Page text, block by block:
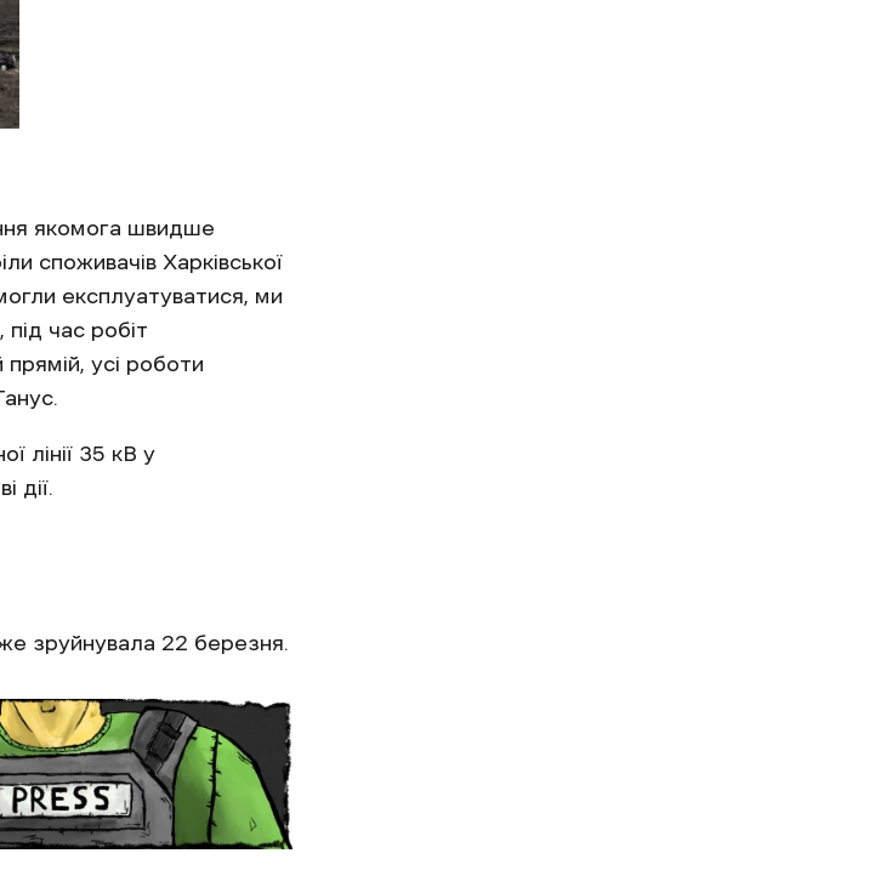
якомога швидше
споживачів Харківської
експлуатуватися, ми
час робіт
усі роботи
лінії 35 кВ у
дії.
зруйнувала 22 березня.